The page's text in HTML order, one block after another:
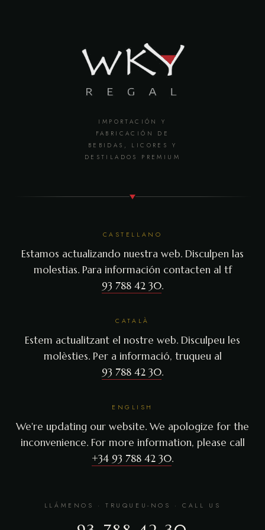
IMPORTACIÓN Y
FABRICACIÓN DE
BEBIDAS, LICORES Y
DESTILADOS PREMIUM
CASTELLANO
Estamos actualizando nuestra web. Disculpen las
molestias. Para información contacten al tf
93 788 42 30.
CATALÀ
Estem actualitzant el nostre web. Disculpeu les
molèsties. Per a informació, truqueu al
93 788 42 30.
ENGLISH
We're updating our website. We apologize for the
inconvenience. For more information, please call
+34 93 788 42 30.
LLÁMENOS · TRUQUEU-NOS · CALL US